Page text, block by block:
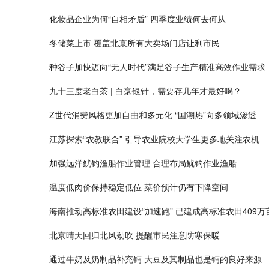
化妆品企业为何“自相矛盾” 四季度业绩何去何从
冬储菜上市 覆盖北京所有大卖场门店让利市民
种谷子加快迈向“无人时代”满足谷子生产精准高效作业需求
九十三度老白茶 | 白毫银针，需要存几年才最好喝？
Z世代消费风格更加自由和多元化 “国潮热”向多领域渗透
江苏探索“农教联合” 引导农业院校大学生更多地关注农机
加强远洋鱿钓渔船作业管理 合理布局鱿钓作业渔船
温度低肉价保持稳定低位 菜价预计仍有下降空间
海南推动高标准农田建设“加速跑” 已建成高标准农田409万
北京晴天回归北风劲吹 提醒市民注意防寒保暖
通过牛奶及奶制品补充钙 大豆及其制品也是钙的良好来源